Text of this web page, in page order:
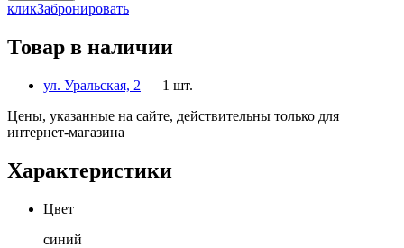
кликЗабронировать
Товар в наличии
ул. Уральская, 2 — 1 шт.
Цены, указанные на сайте, действительны только для
интернет-магазина
Характеристики
Цвет
синий